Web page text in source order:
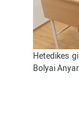
Hetedikes
Bolyai